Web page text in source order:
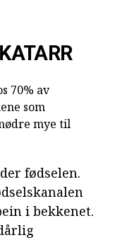
70% av
som
mye til
fødselen.
i bekkenet.